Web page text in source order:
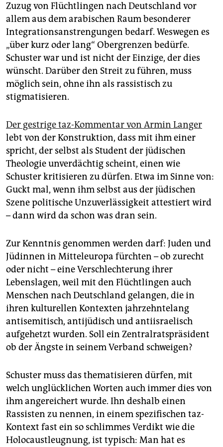
Zuzug von Flüchtlingen nach Deutschland vor
allem aus dem arabischen Raum besonderer
Integrationsanstrengungen bedarf. Weswegen es
„über kurz oder lang“ Obergrenzen bedürfe.
Schuster war und ist nicht der Einzige, der dies
wünscht. Darüber den Streit zu führen, muss
möglich sein, ohne ihn als rassistisch zu
stigmatisieren.
Der gestrige taz-Kommentar von Armin Langer
lebt von der Konstruktion, dass mit ihm einer
spricht, der selbst als Student der jüdischen
Theologie unverdächtig scheint, einen wie
Schuster kritisieren zu dürfen. Etwa im Sinne von:
Guckt mal, wenn ihm selbst aus der jüdischen
Szene politische Unzuverlässigkeit attestiert wird
– dann wird da schon was dran sein.
Zur Kenntnis genommen werden darf: Juden und
Jüdinnen in Mitteleuropa fürchten – ob zurecht
oder nicht – eine Verschlechterung ihrer
Lebenslagen, weil mit den Flüchtlingen auch
Menschen nach Deutschland gelangen, die in
ihren kulturellen Kontexten jahrzehntelang
antisemitisch, antijüdisch und antiisraelisch
aufgehetzt wurden. Soll ein Zentralratspräsident
ob der Ängste in seinem Verband schweigen?
Schuster muss das thematisieren dürfen, mit
welch unglücklichen Worten auch immer dies von
ihm angereichert wurde. Ihn deshalb einen
Rassisten zu nennen, in einem spezifischen taz-
Kontext fast ein so schlimmes Verdikt wie die
Holocaustleugnung, ist typisch: Man hat es